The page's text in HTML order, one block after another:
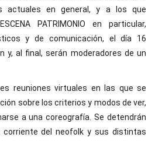
actuales en general, y a los que
PATRIMONIO en particular,
y de comunicación, el día 16
y, al final, serán moderadores de un
reuniones virtuales en las que se
sobre los criterios y modos de ver,
a una coreografía. Se detendrán
del neofolk y sus distintas